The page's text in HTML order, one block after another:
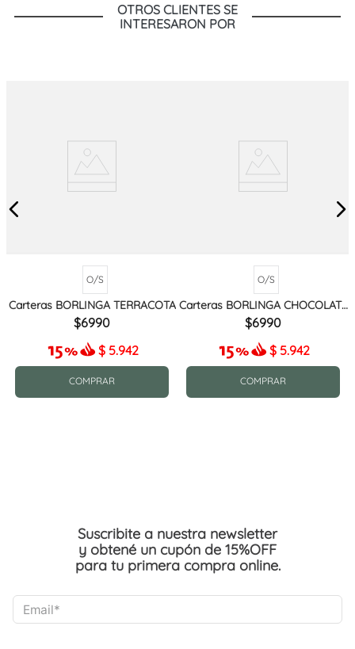
OTROS CLIENTES SE
INTERESARON POR
O/S
Carteras BORLINGA TERRACOTA
6990
$ 5.942
COMPRAR
O/S
Carteras BORLINGA CHOCOLATE
MIX
6990
$ 5.942
COMPRAR
Suscribite a nuestra newsletter
y obtené un cupón de 15%OFF
para tu primera compra online.